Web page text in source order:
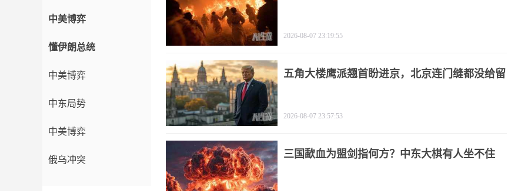
中美博弈
懂伊朗总统
中美博弈
中东局势
中美博弈
俄乌冲突
2026-08-07 23:19:55
五角大楼鹰派翘首盼进京，北京连门缝都没给留
2026-08-07 23:57:53
三国歃血为盟剑指何方？中东大棋有人坐不住